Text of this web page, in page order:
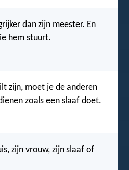
dan zijn meester. En
hem stuurt.
zijn, moet je de anderen
zoals een slaaf doet.
zijn vrouw, zijn slaaf of